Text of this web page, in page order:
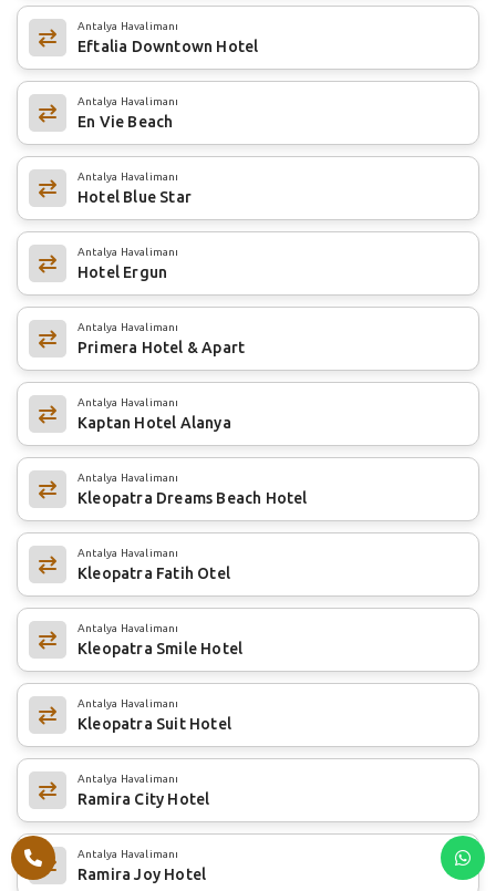
Antalya Havalimanı
Eftalia Downtown Hotel
Antalya Havalimanı
En Vie Beach
Antalya Havalimanı
Hotel Blue Star
Antalya Havalimanı
Hotel Ergun
Antalya Havalimanı
Primera Hotel & Apart
Antalya Havalimanı
Kaptan Hotel Alanya
Antalya Havalimanı
Kleopatra Dreams Beach Hotel
Antalya Havalimanı
Kleopatra Fatih Otel
Antalya Havalimanı
Kleopatra Smile Hotel
Antalya Havalimanı
Kleopatra Suit Hotel
Antalya Havalimanı
Ramira City Hotel
Antalya Havalimanı
Ramira Joy Hotel